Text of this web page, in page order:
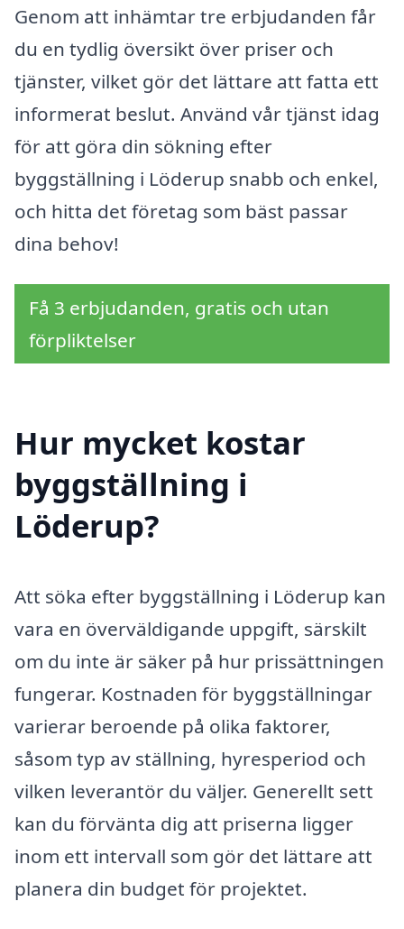
Genom att inhämtar tre erbjudanden får
du en tydlig översikt över priser och
tjänster, vilket gör det lättare att fatta ett
informerat beslut. Använd vår tjänst idag
för att göra din sökning efter
byggställning i Löderup snabb och enkel,
och hitta det företag som bäst passar
dina behov!
Få 3 erbjudanden, gratis och utan
förpliktelser
Hur mycket kostar
byggställning i
Löderup?
Att söka efter byggställning i Löderup kan
vara en överväldigande uppgift, särskilt
om du inte är säker på hur prissättningen
fungerar. Kostnaden för byggställningar
varierar beroende på olika faktorer,
såsom typ av ställning, hyresperiod och
vilken leverantör du väljer. Generellt sett
kan du förvänta dig att priserna ligger
inom ett intervall som gör det lättare att
planera din budget för projektet.